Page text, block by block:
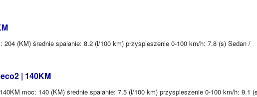
204 (KM) średnie spalanie: 8.2 (l/100 km) przyspieszenie 0-100 km/h: 7.8 (s) Sedan /
| 140KM
moc: 140 (KM) średnie spalanie: 7.5 (l/100 km) przyspieszenie 0-100 km/h: 9.1